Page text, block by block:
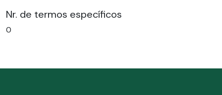
Nr. de termos específicos
0